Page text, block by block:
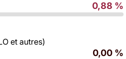
0,88 %
et autres)
0,00 %